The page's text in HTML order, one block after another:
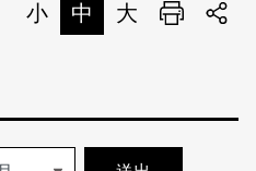
小 中 大 列印